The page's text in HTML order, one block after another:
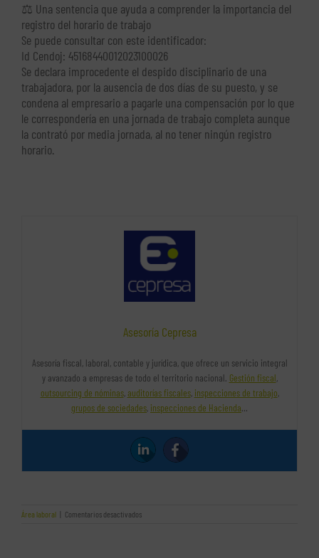
⚖ Una sentencia que ayuda a comprender la importancia del
registro del horario de trabajo
Se puede consultar con este identificador:
Id Cendoj: 45168440012023100026
Se declara improcedente el despido disciplinario de una
trabajadora, por la ausencia de dos días de su puesto, y se
condena al empresario a pagarle una compensación por lo que
le correspondería en una jornada de trabajo completa aunque
la contrató por media jornada, al no tener ningún registro
horario.
Asesoría Cepresa
Asesoría fiscal, laboral, contable y jurídica, que ofrece un servicio integral
y avanzado a empresas de todo el territorio nacional. Gestión fiscal,
outsourcing de nóminas,auditorías fiscales, inspecciones de trabajo,
grupos de sociedades, inspecciones de Hacienda…
Área laboral | Comentarios desactivadosen